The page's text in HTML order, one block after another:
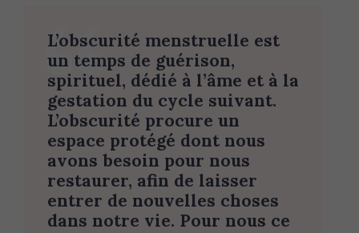
L’obscurité menstruelle est
un temps de guérison,
spirituel, dédié à l’âme et à la
gestation du cycle suivant.
L’obscurité procure un
espace protégé dont nous
avons besoin pour nous
restaurer, afin de laisser
entrer de nouvelles choses
dans notre vie. Pour nous ce